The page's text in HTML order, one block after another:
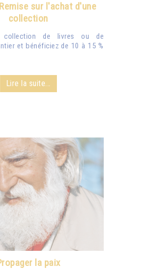
sur l'achat d'une
collection
collection de livres ou de
et bénéficiez de 10 à 15 %
Lire la suite...
la paix